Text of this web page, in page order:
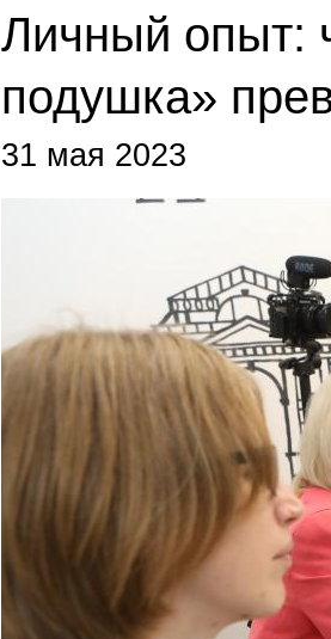
Личный опыт:
подушка»
31 мая 2023